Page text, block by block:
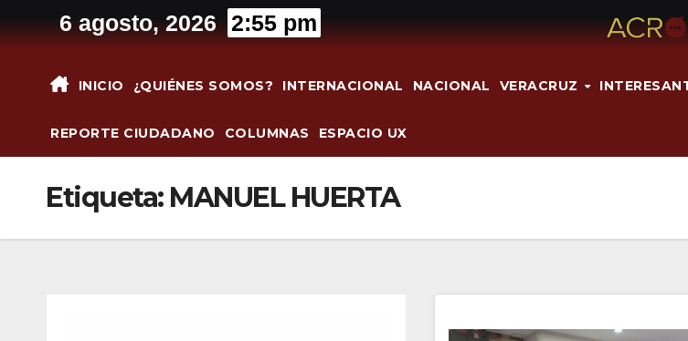
al
6 agosto, 2026 2:55 pm
INICIO ¿QUIÉNES SOMOS? INTERNACIONAL NACIONAL VERACRUZ
REPORTE CIUDADANO COLUMNAS ESPACIO UX
Etiqueta: MANUEL HUERTA